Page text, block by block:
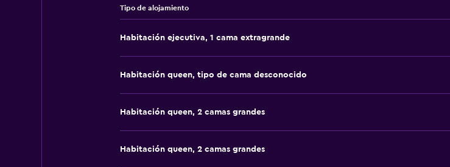
Tipo de alojamiento
Habitación ejecutiva, 1 cama extragrande
Habitación queen, tipo de cama desconocido
Habitación queen, 2 camas grandes
Habitación queen, 2 camas grandes